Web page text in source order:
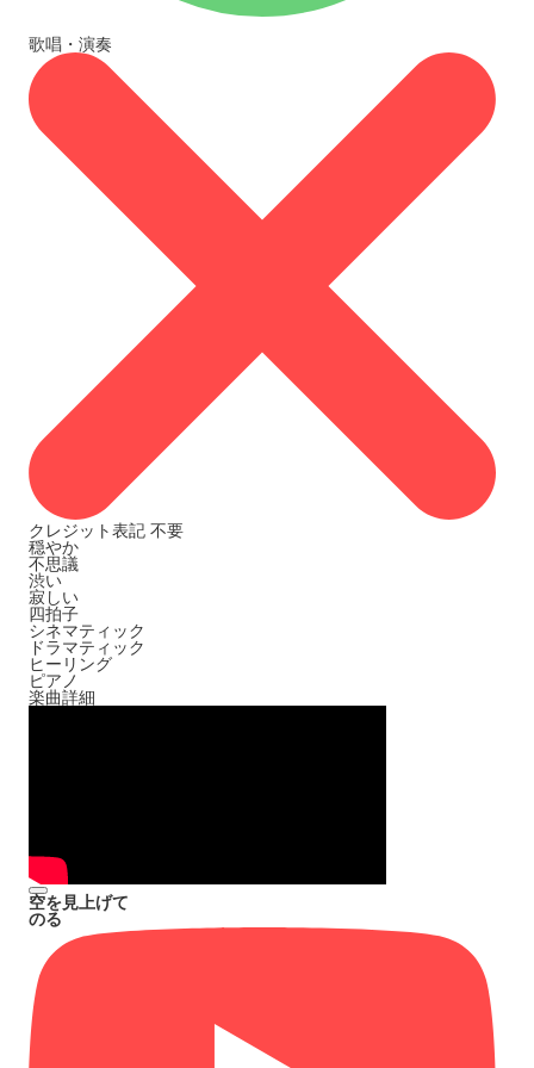
歌唱・演奏
クレジット表記 不要
穏やか
不思議
渋い
寂しい
四拍子
シネマティック
ドラマティック
ヒーリング
ピアノ
楽曲詳細
空を見上げて
のる